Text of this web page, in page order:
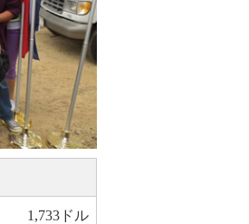
1,733ドル